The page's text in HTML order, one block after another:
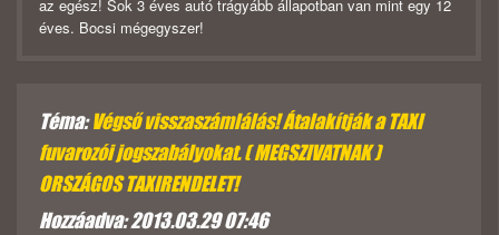
az egész! Sok 3 éves autó trágyább állapotban van mint egy 12
éves. Bocsi mégegyszer!
Téma:Végső visszaszámlálás! Átalakítják a TAXI
fuvarozói jogszabályokat. ( MEGSZIVATNAK )
ORSZÁGOS TAXIRENDELET!
Hozzáadva: 2013.03.29 07:46